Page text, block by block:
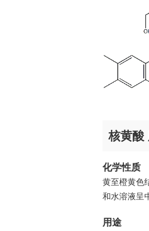
核黄酸
化学性质
黄至橙黄色
和水溶液呈
用途